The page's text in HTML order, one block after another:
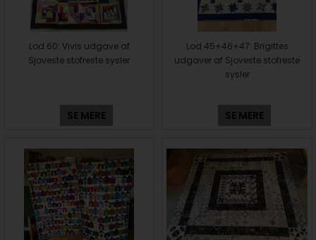
Lod 60: Vivis udgave af
Sjoveste stofreste sysler
SE MERE
Lod 45+46+47: Brigittes
udgaver af Sjoveste stofreste
sysler
SE MERE